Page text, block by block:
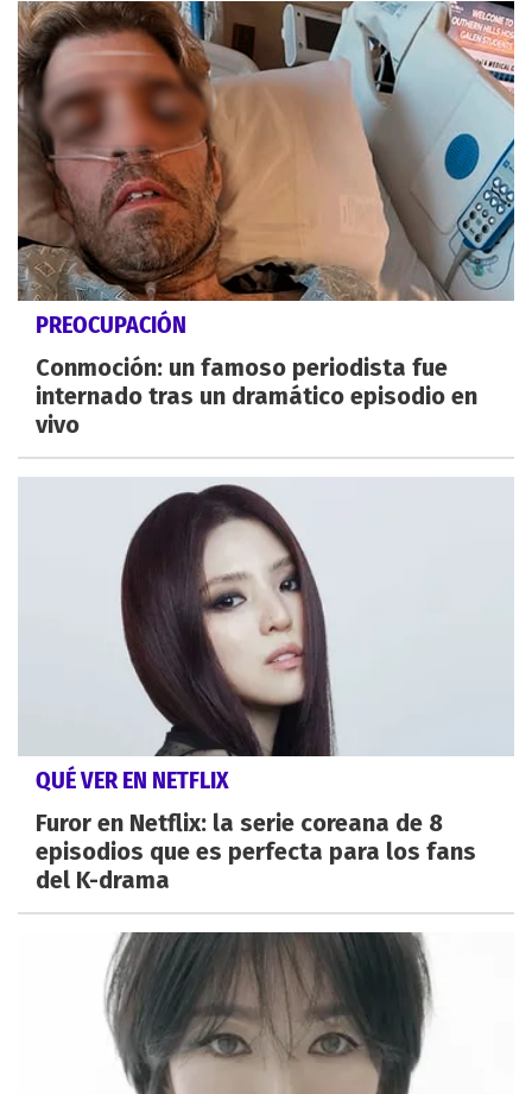
PREOCUPACIÓN
Conmoción: un famoso periodista fue
internado tras un dramático episodio en
vivo
QUÉ VER EN NETFLIX
Furor en Netflix: la serie coreana de 8
episodios que es perfecta para los fans
del K-drama